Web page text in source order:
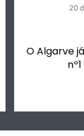
O Algarve
20